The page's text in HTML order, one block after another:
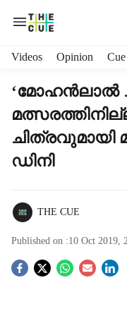
Videos Opinion
‘മോഹന്‍ലാല്‍
ചിത്രവുമായി
ഡിനി
THE CUE
Published on :10 Oct 2019,
S